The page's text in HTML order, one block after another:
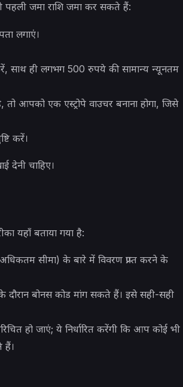
जमा राशि जमा कर सकते हैं:
लगाएं।
साथ ही लगभग 500 रुपये की सामान्य न्यूनतम
आपको एक एस्ट्रोपे वाउचर बनाना होगा, जिसे
करें।
देनी चाहिए।
यहाँ बताया गया है:
सीमा) के बारे में विवरण प्राप्त करने के
के दौरान बोनस कोड मांग सकते हैं। इसे सही-सही
हो जाएं; ये निर्धारित करेंगी कि आप कोई भी
हैं।